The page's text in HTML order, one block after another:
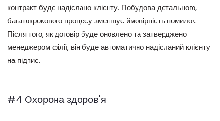
контракт буде надіслано клієнту. Побудова детального,
багатокрокового процесу зменшує ймовірність помилок.
Після того, як договір буде оновлено та затверджено
менеджером філії, він буде автоматично надісланий клієнту
на підпис.
#4 Охорона здоров'я